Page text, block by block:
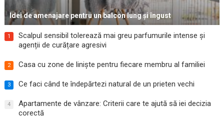
Idei de amenajare pentru un balcon lung și îngust
1
Scalpul sensibil tolerează mai greu parfumurile intense și
agenții de curățare agresivi
2 Casa cu zone de liniște pentru fiecare membru al familiei
3 Ce faci când te îndepărtezi natural de un prieten vechi
4
Apartamente de vânzare: Criterii care te ajută să iei decizia
corectă